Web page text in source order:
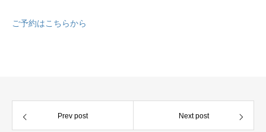
ご予約はこちらから
Prev post Next post